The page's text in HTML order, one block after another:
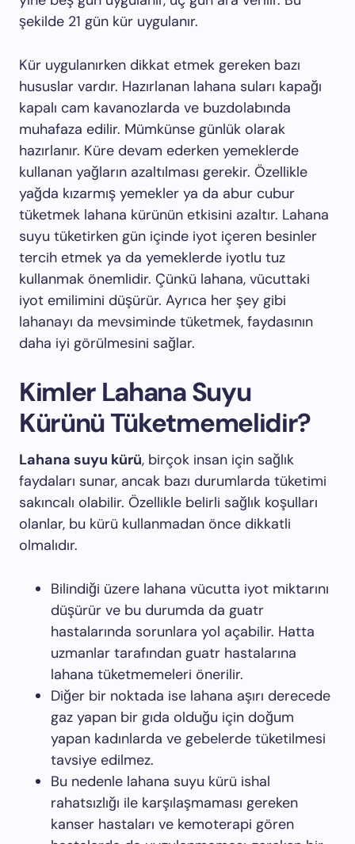
şekilde 21 gün kür uygulanır.
Kür uygulanırken dikkat etmek gereken bazı
hususlar vardır. Hazırlanan lahana suları kapağı
kapalı cam kavanozlarda ve buzdolabında
muhafaza edilir. Mümkünse günlük olarak
hazırlanır. Küre devam ederken yemeklerde
kullanan yağların azaltılması gerekir. Özellikle
yağda kızarmış yemekler ya da abur cubur
tüketmek lahana kürünün etkisini azaltır. Lahana
suyu tüketirken gün içinde iyot içeren besinler
tercih etmek ya da yemeklerde iyotlu tuz
kullanmak önemlidir. Çünkü lahana, vücuttaki
iyot emilimini düşürür. Ayrıca her şey gibi
lahanayı da mevsiminde tüketmek, faydasının
daha iyi görülmesini sağlar.
Kimler Lahana Suyu
Kürünü Tüketmemelidir?
Lahana suyu kürü, birçok insan için sağlık
faydaları sunar, ancak bazı durumlarda tüketimi
sakıncalı olabilir. Özellikle belirli sağlık koşulları
olanlar, bu kürü kullanmadan önce dikkatli
olmalıdır.
Bilindiği üzere lahana vücutta iyot miktarını
düşürür ve bu durumda da guatr
hastalarında sorunlara yol açabilir. Hatta
uzmanlar tarafından guatr hastalarına
lahana tüketmemeleri önerilir.
Diğer bir noktada ise lahana aşırı derecede
gaz yapan bir gıda olduğu için doğum
yapan kadınlarda ve gebelerde tüketilmesi
tavsiye edilmez.
Bu nedenle lahana suyu kürü ishal
rahatsızlığı ile karşılaşmaması gereken
kanser hastaları ve kemoterapi gören